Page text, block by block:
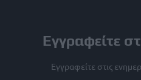
Εγγραφείτε
Εγγραφείτε στις